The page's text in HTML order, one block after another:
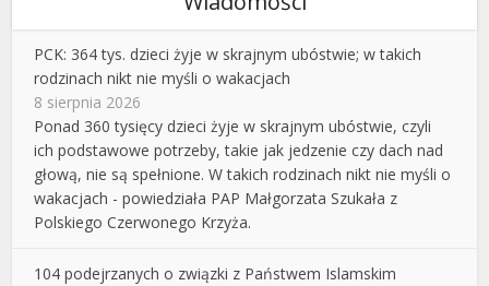
PCK: 364 tys. dzieci żyje w skrajnym ubóstwie; w takich
rodzinach nikt nie myśli o wakacjach
8 sierpnia 2026
Ponad 360 tysięcy dzieci żyje w skrajnym ubóstwie, czyli
ich podstawowe potrzeby, takie jak jedzenie czy dach nad
głową, nie są spełnione. W takich rodzinach nikt nie myśli o
wakacjach - powiedziała PAP Małgorzata Szukała z
Polskiego Czerwonego Krzyża.
104 podejrzanych o związki z Państwem Islamskim